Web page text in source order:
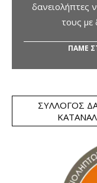
δανειολήπτες
τους με
ΠΑΜΕ
ΣΎΛΛΟΓΟΣ